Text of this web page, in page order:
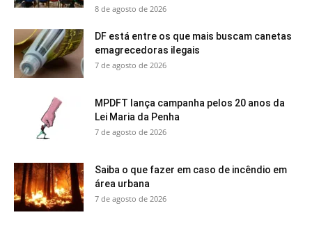
8 de agosto de 2026
DF está entre os que mais buscam canetas
emagrecedoras ilegais
7 de agosto de 2026
MPDFT lança campanha pelos 20 anos da
Lei Maria da Penha
7 de agosto de 2026
Saiba o que fazer em caso de incêndio em
área urbana
7 de agosto de 2026